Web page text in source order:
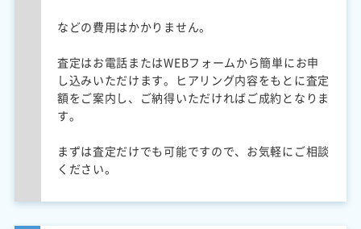
などの費用はかかりません。
査定はお電話またはWEBフォームから簡単にお申
し込みいただけます。ヒアリング内容をもとに査定
額をご案内し、ご納得いただければご成約となりま
す。
まずは査定だけでも可能ですので、お気軽にご相談
ください。